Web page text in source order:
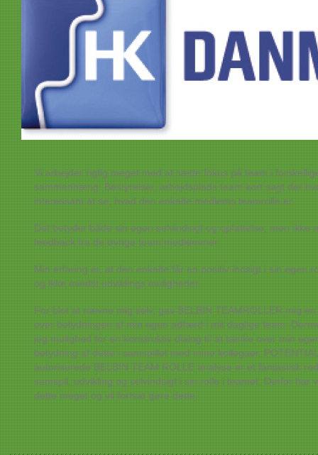
Vi arbejder rigtig meget med at sætte fokus på team i
sammenhæng: Bestyrelser, arbejdsplads team kort sagt der
interessant at se, hvad den enkelte medlems teamrolle er.
Det betyder både sin egen selvindsigt og opfattelse, men ikke
feedback fra de øvrige team medlemmer.
Min erfaring er, at den enkelte får en positiv indsigt i sin egen
og ikke mindst udviklings muligheder.
For blot at nævne mig selv, gav BELBIN TEAMROLLER mig
over betydningen af min egen adfærd i mit daglige team.
jeg mulighed for en konstruktiv dialog til at tænke over min
betydning af dette i samspillet med mine kollegaer. POTENTIAL
autoriserede BELBIN TEAM ROLLE analyse er et fantastisk
samspil, udvikling og selvindsigt i sin rolle i teamet. Derfor har
dette meget og vil fortsat gøre dette.